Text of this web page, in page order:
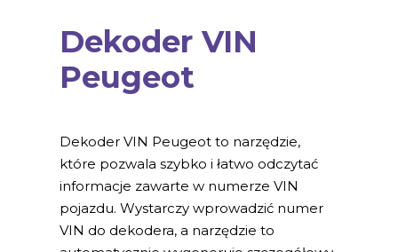
Dekoder VIN
Peugeot
Dekoder VIN Peugeot to narzędzie,
które pozwala szybko i łatwo odczytać
informacje zawarte w numerze VIN
pojazdu. Wystarczy wprowadzić numer
VIN do dekodera, a narzędzie to